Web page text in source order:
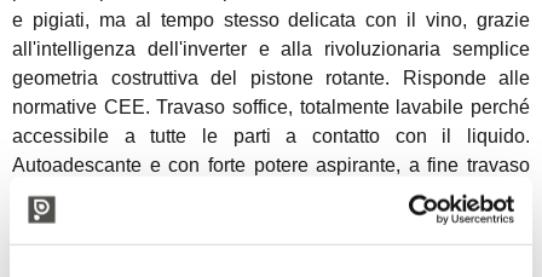
e pigiati, ma al tempo stesso delicata con il vino, grazie
all'intelligenza dell'inverter e alla rivoluzionaria semplice
geometria costruttiva del pistone rotante. Risponde alle
normative CEE. Travaso soffice, totalmente lavabile perché
accessibile a tutte le parti a contatto con il liquido.
Autoadescante e con forte potere aspirante, a fine travaso
non resta liquido al suo interno, compatta e facile da
trasportare.